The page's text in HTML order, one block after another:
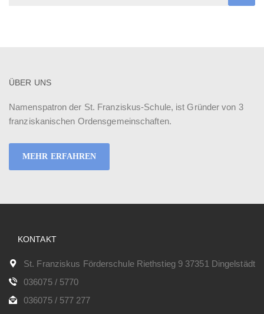
ÜBER UNS
Namenspatron der St. Franziskus-Schule, ist Gründer von 3
franziskanischen Ordensgemeinschaften.
MEHR ERFAHREN
KONTAKT
St. Franziskus Förderschule Riethstieg 9 37351 Dingelstädt
036075 / 5770
036075 / 577 277